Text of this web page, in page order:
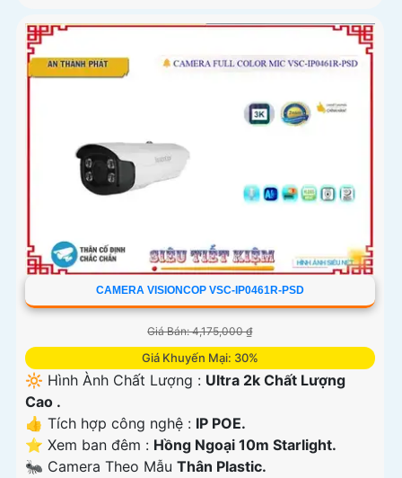
CAMERA VISIONCOP VSC-IP0461R-PSD
Giá Bán: 4,175,000 ₫
Giá Khuyến Mại: 30%
🔆 Hình Ành Chất Lượng : Ultra 2k Chất Lượng
Cao .
👍 Tích hợp công nghệ : IP POE.
⭐ Xem ban đêm : Hồng Ngoại 10m Starlight.
🐜 Camera Theo Mẫu Thân Plastic.